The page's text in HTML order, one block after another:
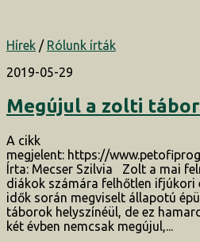
Hírek / Rólunk írták
2019-05-29
Megújul a zolti tábor
A cikk
megjelent: https://
Írta: Mecser Szilvia Zolt a mai
diákok számára felhőtlen ifjúkori
idők során megviselt állapotú
táborok helyszínéül, de ez
két évben nemcsak megújul,...